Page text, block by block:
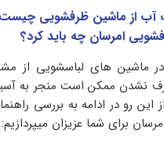
از ماشین ظرفشویی چیست؟
امرسان چه باید کرد؟
ماشین های لباسشویی از
نشدن ممکن است منجر به
این رو در ادامه به بررسی
برای شما عزیزان میپردازیم: